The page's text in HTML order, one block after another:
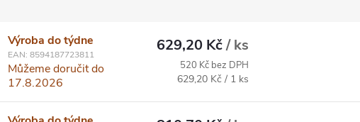
Výroba do týdne
EAN: 8594187723811
Můžeme doručit do
17.8.2026
629,20 Kč/ ks
520 Kč bez DPH
Měrná cena:
629,20 Kč / 1 ks